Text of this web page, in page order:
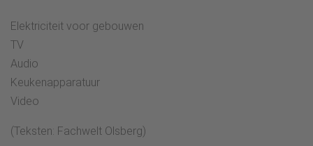
Elektriciteit voor gebouwen
TV
Audio
Keukenapparatuur
Video
(Teksten: Fachwelt Olsberg)